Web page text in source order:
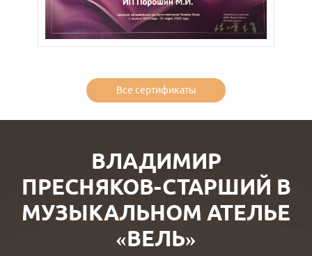
Все сертификаты
ВЛАДИМИР
ПРЕСНЯКОВ-СТАРШИЙ В
МУЗЫКАЛЬНОМ АТЕЛЬЕ
«ВЕЛЬ»